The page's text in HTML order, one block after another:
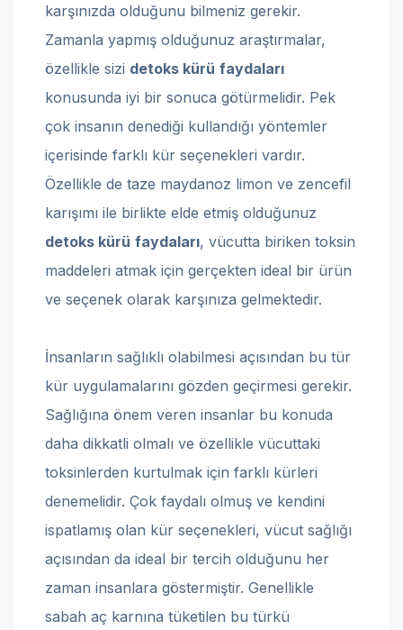
karşınızda olduğunu bilmeniz gerekir.
Zamanla yapmış olduğunuz araştırmalar,
özellikle sizi detoks kürü faydaları
konusunda iyi bir sonuca götürmelidir. Pek
çok insanın denediği kullandığı yöntemler
içerisinde farklı kür seçenekleri vardır.
Özellikle de taze maydanoz limon ve zencefil
karışımı ile birlikte elde etmiş olduğunuz
detoks kürü faydaları, vücutta biriken toksin
maddeleri atmak için gerçekten ideal bir ürün
ve seçenek olarak karşınıza gelmektedir.
İnsanların sağlıklı olabilmesi açısından bu tür
kür uygulamalarını gözden geçirmesi gerekir.
Sağlığına önem veren insanlar bu konuda
daha dikkatli olmalı ve özellikle vücuttaki
toksinlerden kurtulmak için farklı kürleri
denemelidir. Çok faydalı olmuş ve kendini
ispatlamış olan kür seçenekleri, vücut sağlığı
açısından da ideal bir tercih olduğunu her
zaman insanlara göstermiştir. Genellikle
sabah aç karnına tüketilen bu türkü